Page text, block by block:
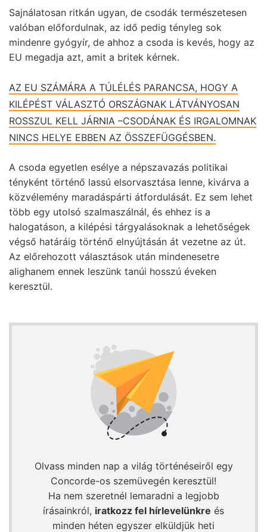
Sajnálatosan ritkán ugyan, de csodák természetesen
valóban előfordulnak, az idő pedig tényleg sok
mindenre gyógyír, de ahhoz a csoda is kevés, hogy az
EU megadja azt, amit a britek kérnek.
AZ EU SZÁMÁRA A TÚLÉLÉS PARANCSA, HOGY A
KILÉPÉST VÁLASZTÓ ORSZÁGNAK LÁTVÁNYOSAN
ROSSZUL KELL JÁRNIA –CSODÁNAK ÉS IRGALOMNAK
NINCS HELYE EBBEN AZ ÖSSZEFÜGGÉSBEN.
A csoda egyetlen esélye a népszavazás politikai
tényként történő lassú elsorvasztása lenne, kivárva a
közvélemény maradáspárti átfordulását. Ez sem lehet
több egy utolsó szalmaszálnál, és ehhez is a
halogatáson, a kilépési tárgyalásoknak a lehetőségek
végső határáig történő elnyújtásán át vezetne az út.
Az előrehozott választások után mindenesetre
alighanem ennek leszünk tanúi hosszú éveken
keresztül.
Olvass minden nap a világ történéseiről egy
Concorde-os szemüvegén keresztül!
Ha nem szeretnél lemaradni a legjobb
írásainkról, iratkozz fel hírlevelünkre és
minden héten egyszer elküldjük heti